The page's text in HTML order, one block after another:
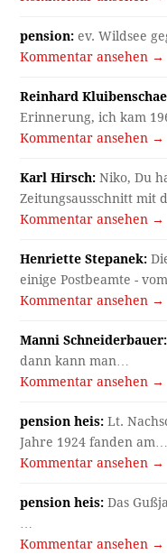
pension: ev. Wildsee
Kommentar ansehen →
Reinhard
Erinnerung, ich kam
Kommentar ansehen →
Karl Hirsch: Niko, Du
Zeitungsausschnitt mit
Kommentar ansehen →
Henriette Stepanek:
einige Postbeamte -
Kommentar ansehen →
Manni Schneiderbauer:
dann kann man…
Kommentar ansehen →
pension heis: Lt.
Jahre 1924 fanden am…
Kommentar ansehen →
pension heis: Das
Kommentar ansehen →